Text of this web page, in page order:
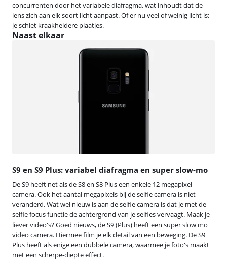
concurrenten door het variabele diafragma, wat inhoudt dat de
lens zich aan elk soort licht aanpast. Of er nu veel of weinig licht is:
je schiet kraakheldere plaatjes.
Naast elkaar
S9 en S9 Plus: variabel diafragma en super slow-mo
De S9 heeft net als de S8 en S8 Plus een enkele 12 megapixel
camera. Ook het aantal megapixels bij de selfie camera is niet
veranderd. Wat wel nieuw is aan de selfie camera is dat je met de
selfie focus functie de achtergrond van je selfies vervaagt. Maak je
liever video's? Goed nieuws, de S9 (Plus) heeft een super slow mo
video camera. Hiermee film je elk detail van een beweging. De S9
Plus heeft als enige een dubbele camera, waarmee je foto's maakt
met een scherpe-diepte effect.